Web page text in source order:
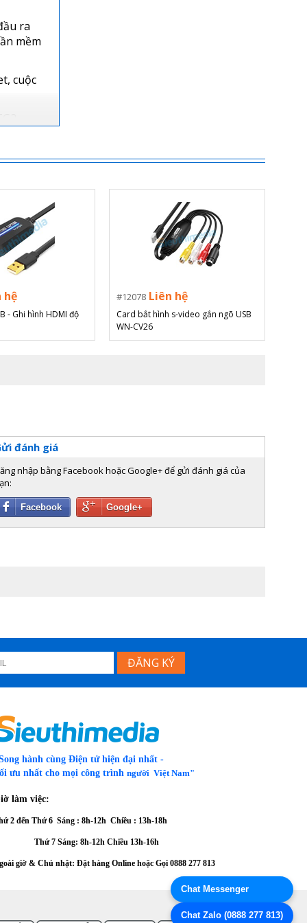
ra
mềm
cuộc
hệ
- Ghi hình HDMI độ
12078 Liên hệ
Card bắt hình s-video gắn ngõ USB
WN-CV26
đánh giá
nhập bằng Facebook hoặc Google+ để gửi đánh giá của
Facebook Google+
hành cùng Điện tử hiện đại nhất -
ưu nhất cho mọi công trình người Việt Nam"
làm việc:
2 đến Thứ 6 Sáng : 8h-12h Chiều : 13h-18h
7 Sáng: 8h-12h Chiều 13h-16h
giờ & Chủ nhật: Đặt hàng Online hoặc Gọi 0888 277 813
Thanh toán
Chat Messenger
Chat Zalo (0888 277 813)